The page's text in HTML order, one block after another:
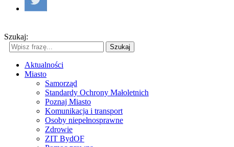
Szukaj:
Szukaj
Aktualności
Miasto
Samorząd
Standardy Ochrony Małoletnich
Poznaj Miasto
Komunikacja i transport
Osoby niepełnosprawne
Zdrowie
ZIT BydOF